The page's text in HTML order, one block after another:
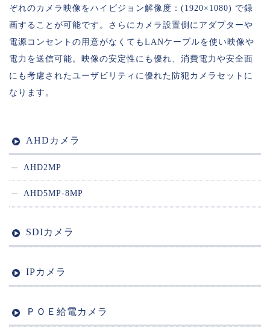
ぞれのカメラ映像をハイビジョン解像度：(1920×1080) で録
画することが可能です。さらにカメラ設置側にアダプターや
電源コンセントの用意がなくてもLANケーブルを使い映像や
電力を送信可能。映像の安定性にも優れ、消費電力や安全面
にも考慮されたユーザビリティに優れた防犯カメラセットに
なります。
AHDカメラ
AHD2MP
AHD5MP-8MP
SDIカメラ
IPカメラ
ＰＯＥ給電カメラ